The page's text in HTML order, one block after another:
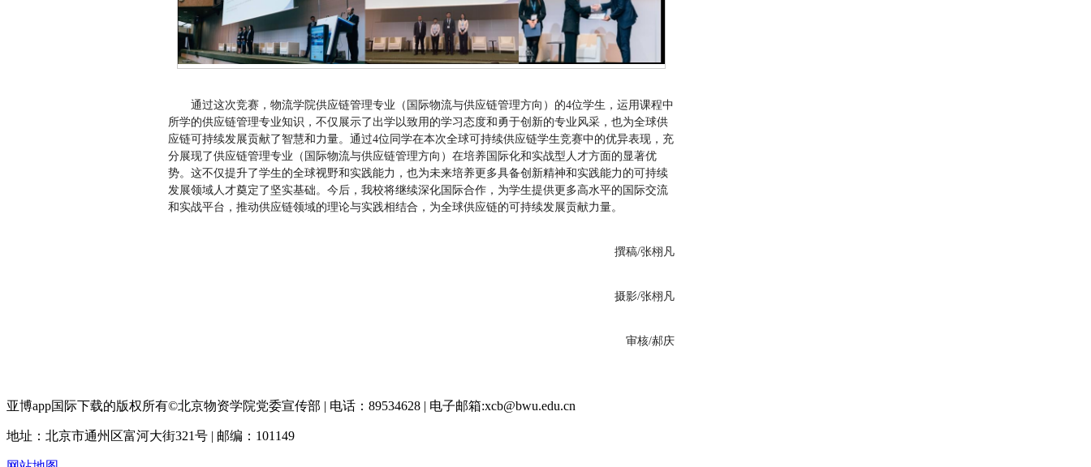
通过这次竞赛，物流学院供应链管理专业（国际物流与供应链管理方向）的4位学生，运用课程中
所学的供应链管理专业知识，不仅展示了出学以致用的学习态度和勇于创新的专业风采，也为全球供
应链可持续发展贡献了智慧和力量。通过4位同学在本次全球可持续供应链学生竞赛中的优异表现，充
分展现了供应链管理专业（国际物流与供应链管理方向）在培养国际化和实战型人才方面的显著优
势。这不仅提升了学生的全球视野和实践能力，也为未来培养更多具备创新精神和实践能力的可持续
发展领域人才奠定了坚实基础。今后，我校将继续深化国际合作，为学生提供更多高水平的国际交流
和实战平台，推动供应链领域的理论与实践相结合，为全球供应链的可持续发展贡献力量。
撰稿/张栩凡
摄影/张栩凡
审核/郝庆
亚博app国际下载的版权所有©北京物资学院党委宣传部 | 电话：89534628 | 电子邮箱:xcb@bwu.edu.cn
地址：北京市通州区富河大街321号 | 邮编：101149